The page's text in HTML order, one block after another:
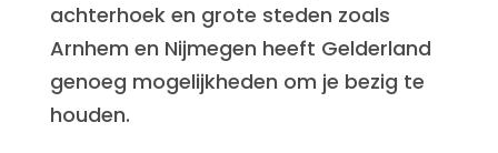
achterhoek en grote steden zoals
Arnhem en Nijmegen heeft Gelderland
genoeg mogelijkheden om je bezig te
houden.